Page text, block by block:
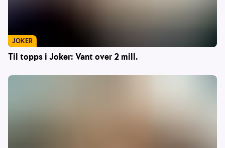
Til topps i Joker: Vant over 2 mill.
JOKER